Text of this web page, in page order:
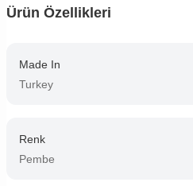
Ürün Özellikleri
Made In
Turkey
Renk
Pembe